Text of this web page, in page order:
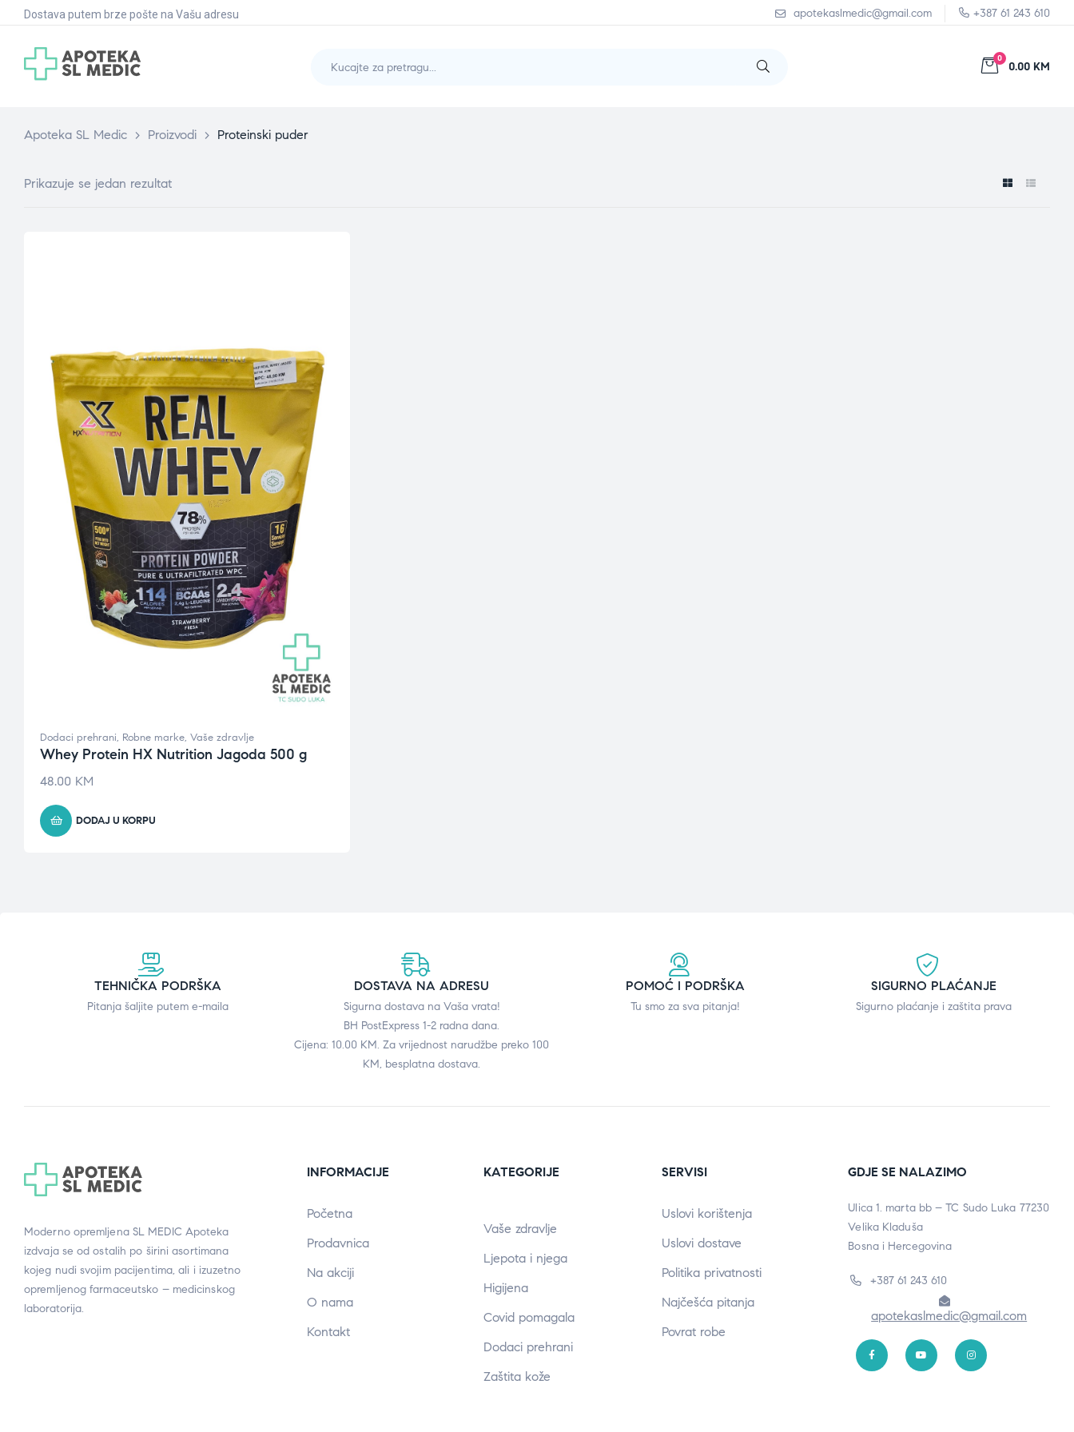
Dostava putem brze pošte na Vašu adresu apotekaslmedic@gmail.com +387 61 243 610
0
0.00 KM
Apoteka SL Medic > Proizvodi > Proteinski puder
Prikazuje se jedan rezultat
Dodaci prehrani, Robne marke, Vaše zdravlje
Whey Protein HX Nutrition Jagoda 500 g
48.00 KM
DODAJ U KORPU
TEHNIČKA PODRŠKA
Pitanja šaljite putem e-maila
DOSTAVA NA ADRESU
Sigurna dostava na Vaša vrata!
BH PostExpress 1-2 radna dana.
Cijena: 10.00 KM. Za vrijednost narudžbe preko 100
KM, besplatna dostava.
POMOĆ I PODRŠKA
Tu smo za sva pitanja!
SIGURNO PLAĆANJE
Sigurno plaćanje i zaštita prava
Moderno opremljena SL MEDIC Apoteka
izdvaja se od ostalih po širini asortimana
kojeg nudi svojim pacijentima, ali i izuzetno
opremljenog farmaceutsko – medicinskog
laboratorija.
INFORMACIJE
Početna
Prodavnica
Na akciji
O nama
Kontakt
KATEGORIJE
Vaše zdravlje
Ljepota i njega
Higijena
Covid pomagala
Dodaci prehrani
Zaštita kože
SERVISI
Uslovi korištenja
Uslovi dostave
Politika privatnosti
Najčešća pitanja
Povrat robe
GDJE SE NALAZIMO
Ulica 1. marta bb – TC Sudo Luka 77230
Velika Kladuša
Bosna i Hercegovina
+387 61 243 610
apotekaslmedic@gmail.com